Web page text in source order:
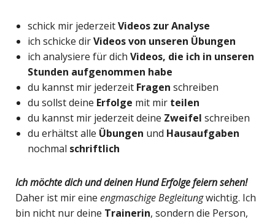
schick mir jederzeitVideos zur Analyse
ich schicke dirVideosvon unseren Übungen
ich analysiere für dich Videos, die ich in unseren
Stunden aufgenommen habe
du kannst mir jederzeit Fragen schreiben
du sollst deine Erfolge mit mir teilen
du kannst mir jederzeit deine Zweifel schreiben
du erhältst alle Übungen und Hausaufgaben
nochmal schriftlich
Ich möchte dich und deinen Hund Erfolge feiern sehen!
Daher ist mir eine engmaschige Begleitungwichtig. Ich
bin nicht nur deine Trainerin, sondern die Person,